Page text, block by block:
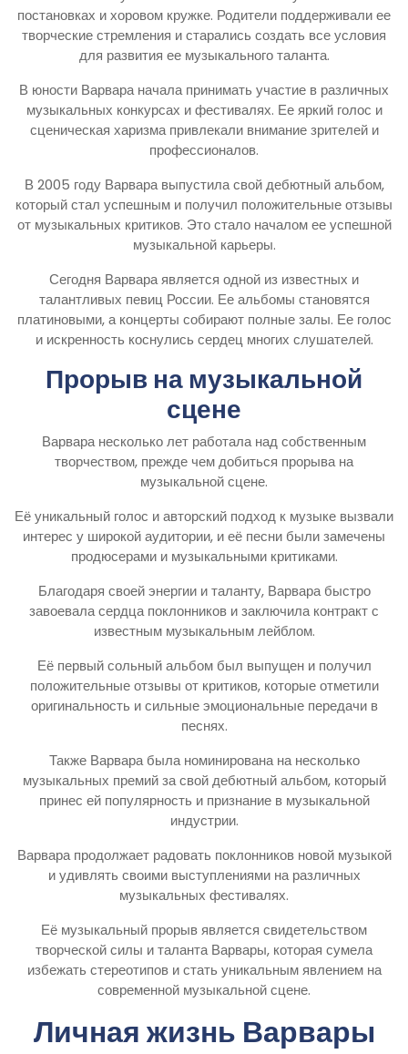
постановках и хоровом кружке. Родители поддерживали ее
творческие стремления и старались создать все условия
для развития ее музыкального таланта.
В юности Варвара начала принимать участие в различных
музыкальных конкурсах и фестивалях. Ее яркий голос и
сценическая харизма привлекали внимание зрителей и
профессионалов.
В 2005 году Варвара выпустила свой дебютный альбом,
который стал успешным и получил положительные отзывы
от музыкальных критиков. Это стало началом ее успешной
музыкальной карьеры.
Сегодня Варвара является одной из известных и
талантливых певиц России. Ее альбомы становятся
платиновыми, а концерты собирают полные залы. Ее голос
и искренность коснулись сердец многих слушателей.
Прорыв на музыкальной
сцене
Варвара несколько лет работала над собственным
творчеством, прежде чем добиться прорыва на
музыкальной сцене.
Её уникальный голос и авторский подход к музыке вызвали
интерес у широкой аудитории, и её песни были замечены
продюсерами и музыкальными критиками.
Благодаря своей энергии и таланту, Варвара быстро
завоевала сердца поклонников и заключила контракт с
известным музыкальным лейблом.
Её первый сольный альбом был выпущен и получил
положительные отзывы от критиков, которые отметили
оригинальность и сильные эмоциональные передачи в
песнях.
Также Варвара была номинирована на несколько
музыкальных премий за свой дебютный альбом, который
принес ей популярность и признание в музыкальной
индустрии.
Варвара продолжает радовать поклонников новой музыкой
и удивлять своими выступлениями на различных
музыкальных фестивалях.
Её музыкальный прорыв является свидетельством
творческой силы и таланта Варвары, которая сумела
избежать стереотипов и стать уникальным явлением на
современной музыкальной сцене.
Личная жизнь Варвары